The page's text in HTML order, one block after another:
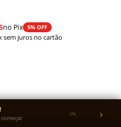
no Pix 5% OFF
sem juros no cartão
0% ›